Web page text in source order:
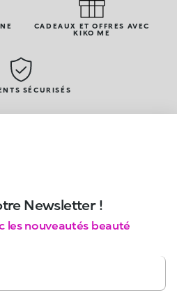
CADEAUX ET OFFRES AVEC
KIKO ME
SÉCURISÉS
Newsletter !
les nouveautés beauté